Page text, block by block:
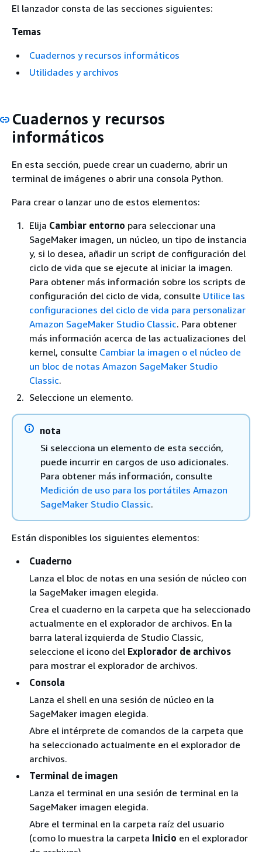
El lanzador consta de las secciones siguientes:
Temas
Cuadernos y recursos informáticos
Utilidades y archivos
Cuadernos y recursos
informáticos
En esta sección, puede crear un cuaderno, abrir un
terminal de imágenes o abrir una consola Python.
Para crear o lanzar uno de estos elementos:
Elija Cambiar entorno para seleccionar una
SageMaker imagen, un núcleo, un tipo de instancia
y, si lo desea, añadir un script de configuración del
ciclo de vida que se ejecute al iniciar la imagen.
Para obtener más información sobre los scripts de
configuración del ciclo de vida, consulte Utilice las
configuraciones del ciclo de vida para personalizar
Amazon SageMaker Studio Classic. Para obtener
más información acerca de las actualizaciones del
kernel, consulte Cambiar la imagen o el núcleo de
un bloc de notas Amazon SageMaker Studio
Classic.
Seleccione un elemento.
nota
Si selecciona un elemento de esta sección,
puede incurrir en cargos de uso adicionales.
Para obtener más información, consulte
Medición de uso para los portátiles Amazon
SageMaker Studio Classic.
Están disponibles los siguientes elementos:
Cuaderno
Lanza el bloc de notas en una sesión de núcleo con
la SageMaker imagen elegida.
Crea el cuaderno en la carpeta que ha seleccionado
actualmente en el explorador de archivos. En la
barra lateral izquierda de Studio Classic,
seleccione el icono del Explorador de archivos
para mostrar el explorador de archivos.
Consola
Lanza el shell en una sesión de núcleo en la
SageMaker imagen elegida.
Abre el intérprete de comandos de la carpeta que
ha seleccionado actualmente en el explorador de
archivos.
Terminal de imagen
Lanza el terminal en una sesión de terminal en la
SageMaker imagen elegida.
Abre el terminal en la carpeta raíz del usuario
(como lo muestra la carpeta Inicio en el explorador